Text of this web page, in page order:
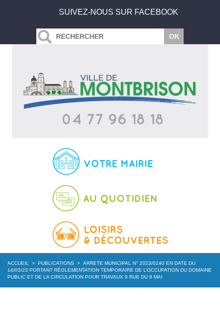
SUIVEZ-NOUS SUR FACEBOOK
ACCUEIL > PUBLICATIONS > ARRETE MUNICIPAL N° 2023/0240 EN DATE DU
14/03/23 PORTANT RÉGLEMENTATION TEMPORAIRE DE L’OCCUPATION DU DOMAINE
PUBLIC ET DE LA CIRCULATION POUR TRAVAUX 9 RUE DU 8 MAI